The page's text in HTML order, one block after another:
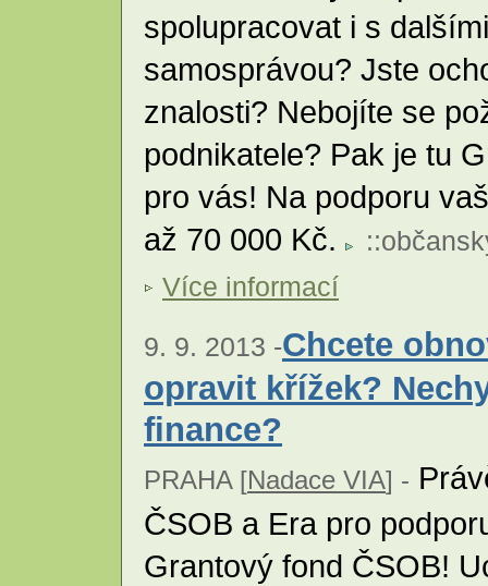
spolupracovat i s
samosprávou? Jste
znalosti? Nebojíte se
podnikatele? Pak je tu
pro vás! Na podporu
až 70 000 Kč.
::
Více informací
9. 9. 2013 -Chcete
opravit křížek?
finance?
PRAHA [Nadace VIA] -
ČSOB a Era pro
Grantový fond ČSOB!